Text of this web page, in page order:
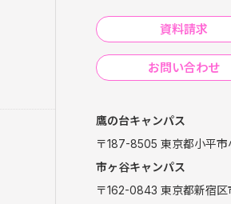
資料請求
お問い合わせ
鷹の台キャンパス
〒187-8505 東京都小平市
市ヶ谷キャンパス
〒162-0843 東京都新宿区